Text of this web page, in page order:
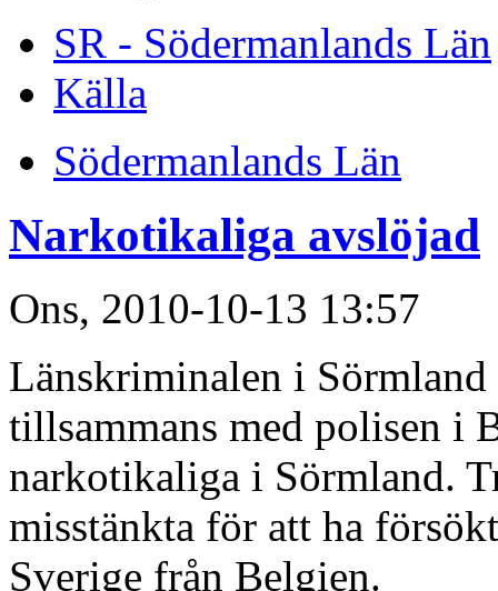
SR - Södermanlands Län
Källa
Södermanlands Län
Narkotikaliga avslöjad
Ons, 2010-10-13 13:57
Länskriminalen i
tillsammans med polisen i
narkotikaliga i Sörmland.
misstänkta för att ha
Sverige från Belgien.